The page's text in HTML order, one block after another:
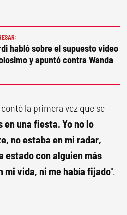
habló sobre el supuesto video
y apuntó contra Wanda
la primera vez que se
en una fiesta. Yo no lo
no estaba en mi radar,
estado con alguien más
mi vida, ni me había fijado".